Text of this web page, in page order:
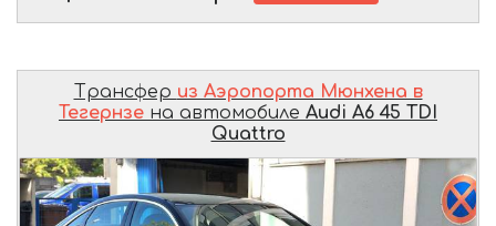
Трансфер из Аэропорта Мюнхена в
Тегернзе на автомобиле Audi A6 45 TDI
Quattro